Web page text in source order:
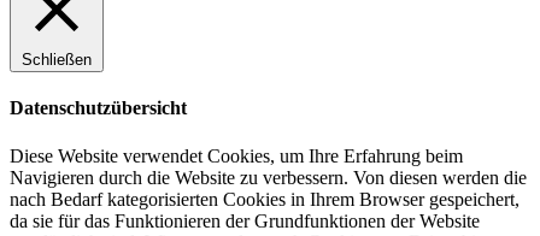
Schließen
Datenschutzübersicht
Diese Website verwendet Cookies, um Ihre Erfahrung beim
Navigieren durch die Website zu verbessern. Von diesen werden die
nach Bedarf kategorisierten Cookies in Ihrem Browser gespeichert,
da sie für das Funktionieren der Grundfunktionen der Website